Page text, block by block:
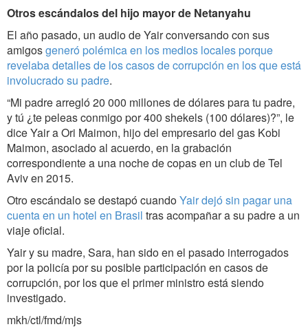
Otros escándalos del hijo mayor de Netanyahu
El año pasado, un audio de Yair conversando con sus
amigosgeneró polémica en los medios locales porque
revelaba detalles de los casos de corrupción en los que está
involucrado su padre.
“Mi padre arregló 20 000 millones de dólares para tu padre,
y tú ¿te peleas conmigo por 400 shekels (100 dólares)?”, le
dice Yair a Ori Maimon, hijo del empresario del gas Kobi
Maimon, asociado al acuerdo, en la grabación
correspondiente a una noche de copas en un club de Tel
Aviv en 2015.
Otro escándalo se destapó cuandoYair dejó sin pagar una
cuenta en un hotel en Brasil tras acompañar a su padre a un
viaje oficial.
Yair y su madre, Sara, han sido en el pasado interrogados
por la policía por su posible participación en casos de
corrupción, por los que el primer ministro está siendo
investigado.
mkh/ctl/fmd/mjs